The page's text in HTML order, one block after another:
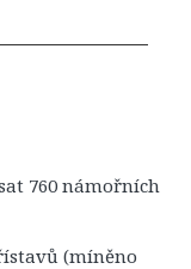
760 námořních
(míněno